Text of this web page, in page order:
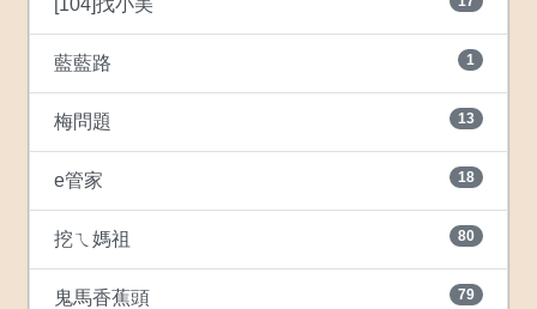
藍藍路 1
梅問題 13
e管家 18
挖ㄟ媽祖 80
鬼馬香蕉頭 79